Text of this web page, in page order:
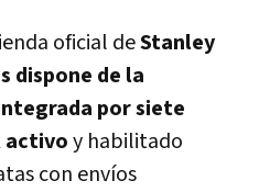
oficial deStanley
dispone de la
por siete
activoy habilitado
con envíos